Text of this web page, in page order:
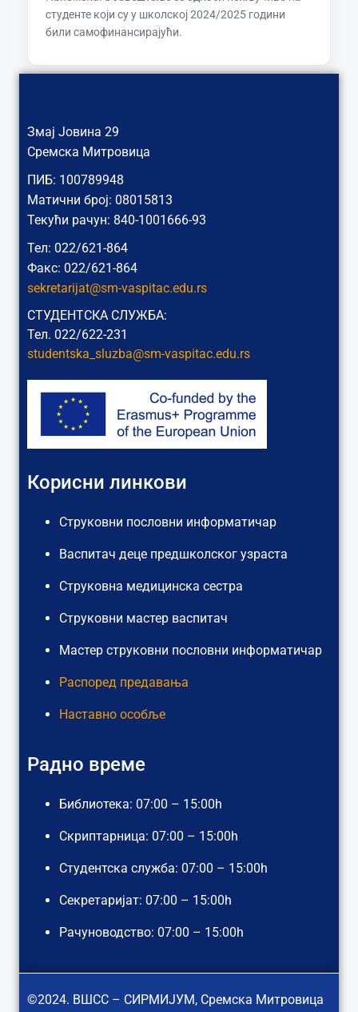
студенте који су у школској 2024/2025 години
били самофинансирајући.
Змај Јовина 29
Сремска Митровица
ПИБ: 100789948
Матични број: 08015813
Текући рачун: 840-1001666-93
Тел: 022/621-864
Факс: 022/621-864
sekretarijat@sm-vaspitac.edu.rs
СТУДЕНТСКА СЛУЖБА:
Тел. 022/622-231
studentska_sluzba@sm-vaspitac.edu.rs
Корисни линкови
Струковни пословни информатичар
Васпитач деце предшколског узраста
Струковна медицинска сестра
Струковни мастер васпитач
Мастер струковни пословни информатичар
Распоред предавања
Наставно особље
Радно време
Библиотека: 07:00 – 15:00h
Скриптарница: 07:00 – 15:00h
Студентска служба: 07:00 – 15:00h
Секретаријат: 07:00 – 15:00h
Рачуноводство: 07:00 – 15:00h
©2024. ВШСС – СИРМИЈУМ, Сремска Митровица